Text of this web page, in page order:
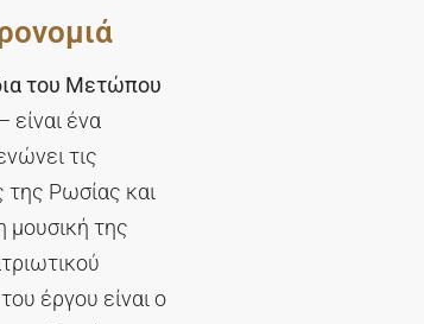
του Μετώπου
είναι ένα
τις
της Ρωσίας και
μουσική της
έργου είναι ο